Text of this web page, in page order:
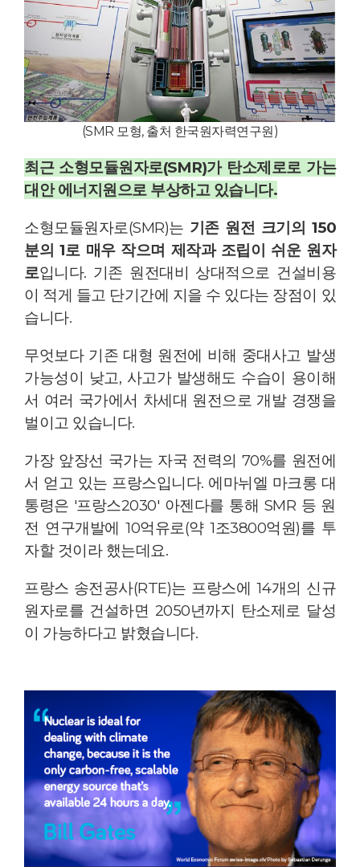
(SMR 모형, 출처 한국원자력연구원)
최근 소형모듈원자로(SMR)가 탄소제로로 가는
대안 에너지원으로 부상하고 있습니다.
소형모듈원자로(SMR)는 기존 원전 크기의 150
분의 1로 매우 작으며 제작과 조립이 쉬운 원자
로입니다. 기존 원전대비 상대적으로 건설비용
이 적게 들고 단기간에 지을 수 있다는 장점이 있
습니다.
무엇보다 기존 대형 원전에 비해 중대사고 발생
가능성이 낮고, 사고가 발생해도 수습이 용이해
서 여러 국가에서 차세대 원전으로 개발 경쟁을
벌이고 있습니다.
가장 앞장선 국가는 자국 전력의 70%를 원전에
서 얻고 있는 프랑스입니다. 에마뉘엘 마크롱 대
통령은 '프랑스2030' 아젠다를 통해 SMR 등 원
전 연구개발에 10억유로(약 1조3800억원)를 투
자할 것이라 했는데요.
프랑스 송전공사(RTE)는 프랑스에 14개의 신규
원자로를 건설하면 2050년까지 탄소제로 달성
이 가능하다고 밝혔습니다.